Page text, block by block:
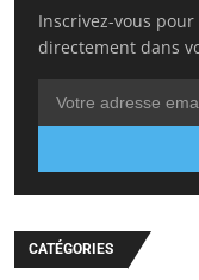
Inscrivez-vous
directement dans
CATÉGORIES